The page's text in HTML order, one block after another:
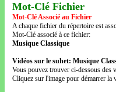
Mot-Clé Fichier
Mot-Clé Associé au Fichier
A chaque fichier du répertoire est
Mot-Clé associé à ce fichier:
Musique Classique
Vidéos sur le suhet: Musique
Vous pouvez trouver ci-dessous des
Cliquez sur l'image pour démarrer la